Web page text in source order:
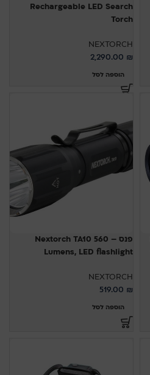
Rechargeable LED Search
Torch
NEXTORCH
2,290.00 ₪
הוספה לסל
פנס – Nextorch TA10 560
Lumens, LED flashlight
NEXTORCH
519.00 ₪
הוספה לסל